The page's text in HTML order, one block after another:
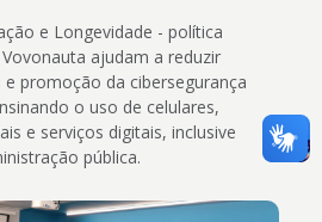
e Longevidade - política
ajudam a reduzir
promoção da cibersegurança
o uso de celulares,
e serviços digitais, inclusive
pública.